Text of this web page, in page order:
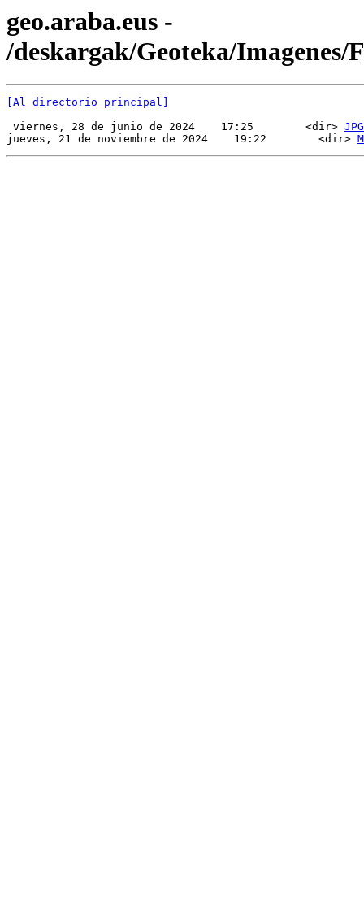
geo.araba.eus -
/deskargak/Geoteka/Imagenes/
[Al directorio principal]
viernes, 28 de junio de 2024    17:25        <dir> JPG
jueves, 21 de noviembre de 2024    19:22        <dir>